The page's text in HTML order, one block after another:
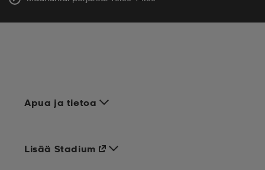
Apua ja tietoa
Lisää Stadium